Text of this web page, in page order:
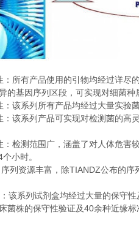
：所有产品使用的引物均经过详尽
的基因序列区段，可实现对细菌种
：该系列所有产品均经过大量实验
：该系列产品可实现对检测菌的高
：检测范围广，涵盖了对人体危害
个小时。
序列资源丰富，除TIANDZ公布的序
：该系列试剂盒均经过大量的保守
菌株的保守性验证及40余种近缘标